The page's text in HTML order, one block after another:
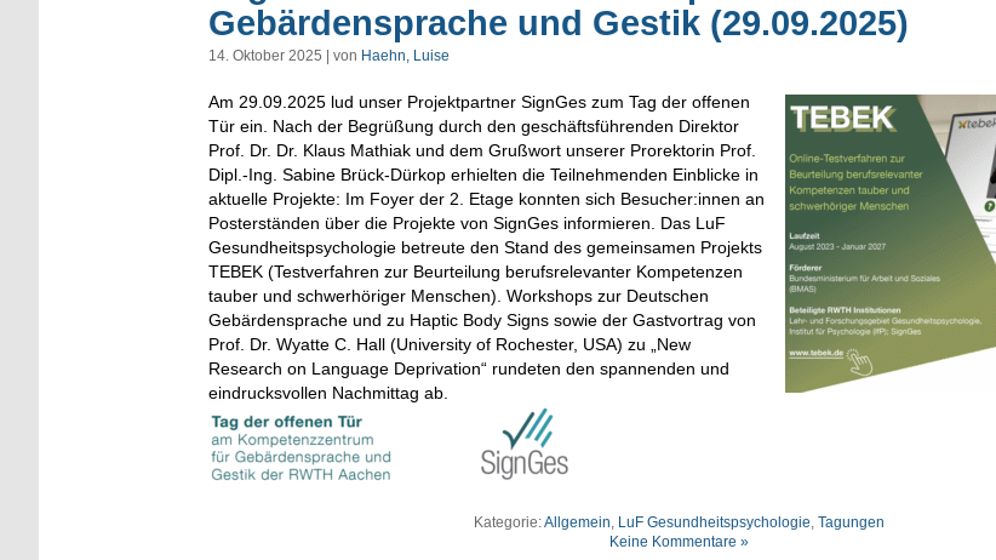
Gebärdensprache und Gestik (29.09.2025)
14. Oktober 2025 | von Haehn, Luise
Am 29.09.2025 lud unser Projektpartner SignGes zum Tag der offenen
Tür ein. Nach der Begrüßung durch den geschäftsführenden Direktor
Prof. Dr. Dr. Klaus Mathiak und dem Grußwort unserer Prorektorin Prof.
Dipl.-Ing. Sabine Brück‑Dürkop erhielten die Teilnehmenden Einblicke in
aktuelle Projekte: Im Foyer der 2. Etage konnten sich Besucher:innen an
Posterständen über die Projekte von SignGes informieren. Das LuF
Gesundheitspsychologie betreute den Stand des gemeinsamen Projekts
TEBEK (Testverfahren zur Beurteilung berufsrelevanter Kompetenzen
tauber und schwerhöriger Menschen). Workshops zur Deutschen
Gebärdensprache und zu Haptic Body Signs sowie der Gastvortrag von
Prof. Dr. Wyatte C. Hall (University of Rochester, USA) zu „New
Research on Language Deprivation“ rundeten den spannenden und
eindrucksvollen Nachmittag ab.
Kategorie:Allgemein, LuF Gesundheitspsychologie, Tagungen
Keine Kommentare »